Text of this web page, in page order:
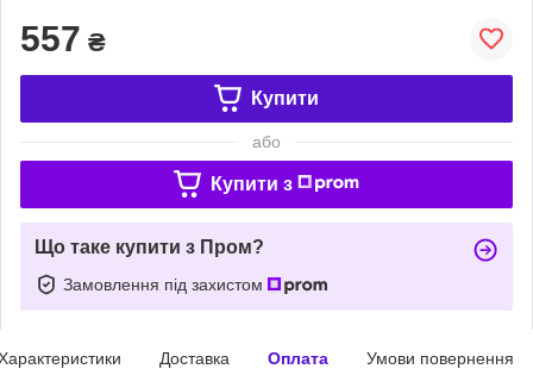
557 ₴
Купити
або
Купити з
Що таке купити з Пром?
Замовлення під захистом
Доставка Оплата Умови повернення